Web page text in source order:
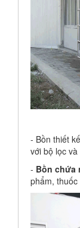
- Bồn thiết
với bộ lọc
- Bồn chứa
phẩm, thuốc